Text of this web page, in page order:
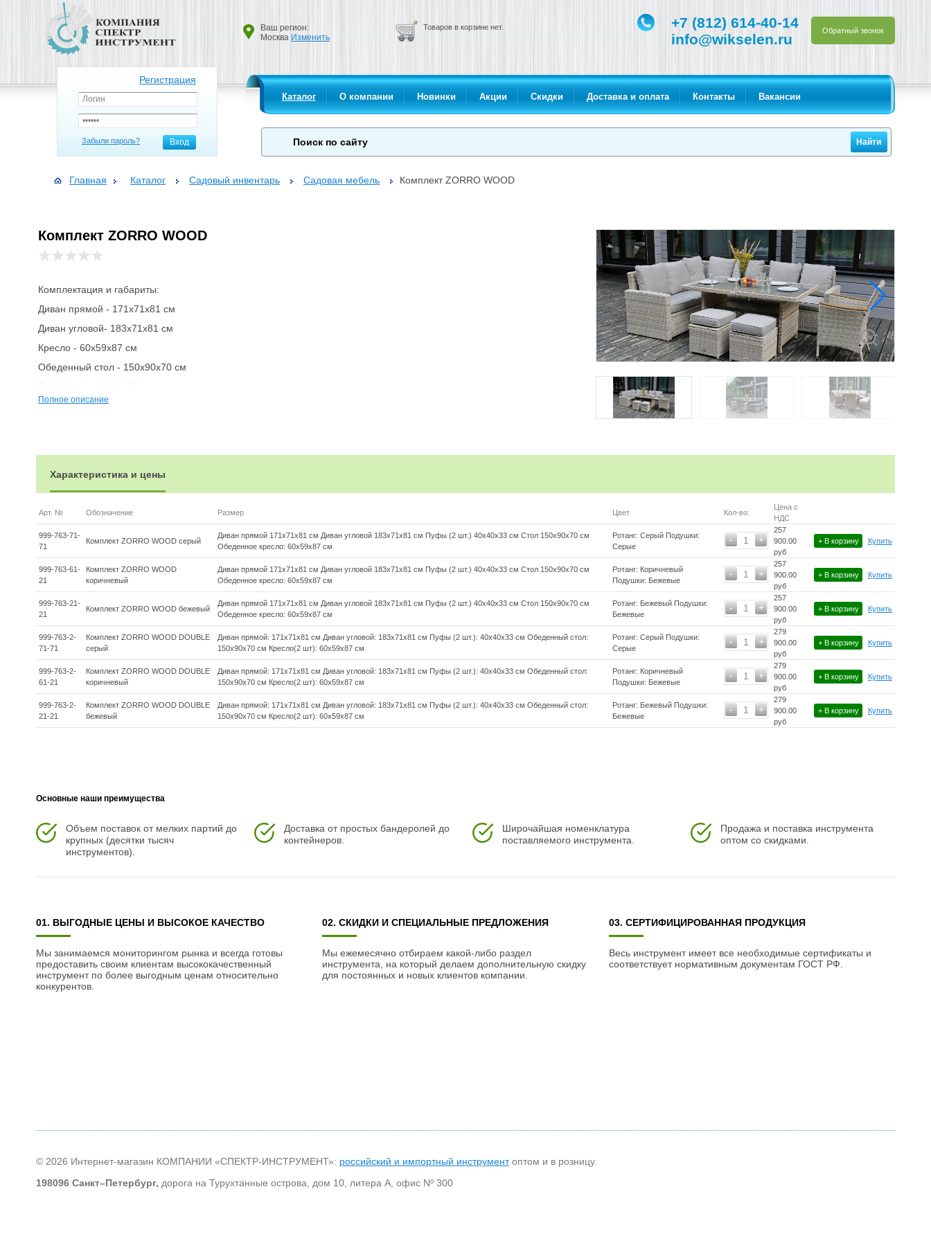
+7 (812) 614-40-14
info@wikselen.ru
Обратный звонок
Ваш регион:
Москва Изменить
Товаров в корзине нет.
Регистрация
Забыли пароль? Вход
Каталог О компании Новинки Акции Скидки Доставка и оплата Контакты Вакансии
Главная Каталог Садовый инвентарь Садовая мебель Комплект ZORRO WOOD
Комплект ZORRO WOOD
Комплектация и габариты:
Диван прямой - 171x71x81 см
Диван угловой- 183x71x81 см
Кресло - 60х59х87 см
Обеденный стол - 150x90x70 см
Подушки под спину (7 шт) - 53х48х22 см
Материалы:
Материал каркаса – сталь, окрашенная порошковым методом
Материал столешницы - закаленное стекло
Материал подлокотников кресла - поливуд (искуссвенное дерево)
Материал чехла на подушки - олефин (водоотталкивающая ткань)
Материал наполнителя подушек под спину - синтетический пух
Материал наполнителя подушек для сидения - поролон
Цвет комплекта - Серый
Цвет подушек - Серый
Дополнительная информация:
Количество посадочных мест – 8-10 человек
Максимальная нагрузка на посадочное место - 150 кг
Накладки на ножки - да (пластиковые)
Держатели и крепления подушек зависят от поставки и не являются неотъемлемой частью комплекта
Гарантия и эксплуатация:
Полное описание
Характеристика и цены
Арт. № Обозначение Размер Цвет Кол-во:
Цена с
НДС
999-763-71-
71
Комплект ZORRO WOOD серый
Диван прямой 171х71х81 см Диван угловой 183х71х81 см Пуфы (2 шт.) 40х40х33 см Стол 150х90х70 см
Обеденное кресло: 60х59х87 см
Ротанг: Серый Подушки:
Серые
+
- 1
257
900.00
руб
+ В корзину Купить
999-763-61-
21
Комплект ZORRO WOOD
коричневый
Диван прямой 171х71х81 см Диван угловой 183х71х81 см Пуфы (2 шт.) 40х40х33 см Стол 150х90х70 см
Обеденное кресло: 60х59х87 см
Ротанг: Коричневый
Подушки: Бежевые
+
- 1
257
900.00
руб
+ В корзину Купить
999-763-21-
21
Комплект ZORRO WOOD бежевый
Диван прямой 171х71х81 см Диван угловой 183х71х81 см Пуфы (2 шт.) 40х40х33 см Стол 150х90х70 см
Обеденное кресло: 60х59х87 см
Ротанг: Бежевый Подушки:
Бежевые
+
- 1
257
900.00
руб
+ В корзину Купить
999-763-2-
71-71
Комплект ZORRO WOOD DOUBLE
серый
Диван прямой: 171х71х81 см Диван угловой: 183х71х81 см Пуфы (2 шт.): 40х40х33 см Обеденный стол:
150х90х70 см Кресло(2 шт): 60х59х87 см
Ротанг: Серый Подушки:
Серые
+
- 1
279
900.00
руб
+ В корзину Купить
999-763-2-
61-21
Комплект ZORRO WOOD DOUBLE
коричневый
Диван прямой: 171х71х81 см Диван угловой: 183х71х81 см Пуфы (2 шт.): 40х40х33 см Обеденный стол:
150х90х70 см Кресло(2 шт): 60х59х87 см
Ротанг: Коричневый
Подушки: Бежевые
+
- 1
279
900.00
руб
+ В корзину Купить
999-763-2-
21-21
Комплект ZORRO WOOD DOUBLE
бежевый
Диван прямой: 171х71х81 см Диван угловой: 183х71х81 см Пуфы (2 шт.): 40х40х33 см Обеденный стол:
150х90х70 см Кресло(2 шт): 60х59х87 см
Ротанг: Бежевый Подушки:
Бежевые
+
- 1
279
900.00
руб
+ В корзину Купить
Основные наши преимущества
Объем поставок от мелких партий до
крупных (десятки тысяч
инструментов).
Доставка от простых бандеролей до
контейнеров.
Широчайшая номенклатура
поставляемого инструмента.
Продажа и поставка инструмента
оптом со скидками.
01. ВЫГОДНЫЕ ЦЕНЫ И ВЫСОКОЕ КАЧЕСТВО
Мы занимаемся мониторингом рынка и всегда готовы
предоставить своим клиентам высококачественный
инструмент по более выгодным ценам относительно
конкурентов.
02. СКИДКИ И СПЕЦИАЛЬНЫЕ ПРЕДЛОЖЕНИЯ
Мы ежемесячно отбираем какой-либо раздел
инструмента, на который делаем дополнительную скидку
для постоянных и новых клиентов компании.
03. СЕРТИФИЦИРОВАННАЯ ПРОДУКЦИЯ
Весь инструмент имеет все необходимые сертификаты и
соответствует нормативным документам ГОСТ РФ.
© 2026 Интернет-магазин КОМПАНИИ «СПЕКТР-ИНСТРУМЕНТ»: российский и импортный инструментоптом и в розницу.
198096 Санкт–Петербург, дорога на Турухтанные острова, дом 10, литера А, офис Nº 300